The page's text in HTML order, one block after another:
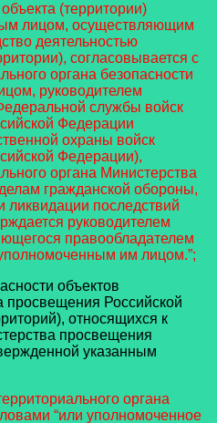
(территории)
лицом, осуществляющим
деятельностью
согласовывается с
органа безопасности
руководителем
службы войск
Федерации
охраны войск
Федерации),
органа Министерства
гражданской обороны,
последствий
руководителем
правообладателем
им лицом.”;
объектов
просвещения Российской
относящихся к
просвещения
указанным
органа
“или уполномоченное